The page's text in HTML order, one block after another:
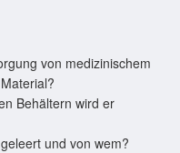
von medizinischem
Behältern wird er
und von wem?